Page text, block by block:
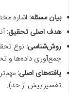
بیان مسئله: اشاره
هدف اصلی تحقیق:
روش‌شناسی: نوع
جمع‌آوری داده‌ها و
یافته‌های اصلی:
تفسیر بیش از حد).